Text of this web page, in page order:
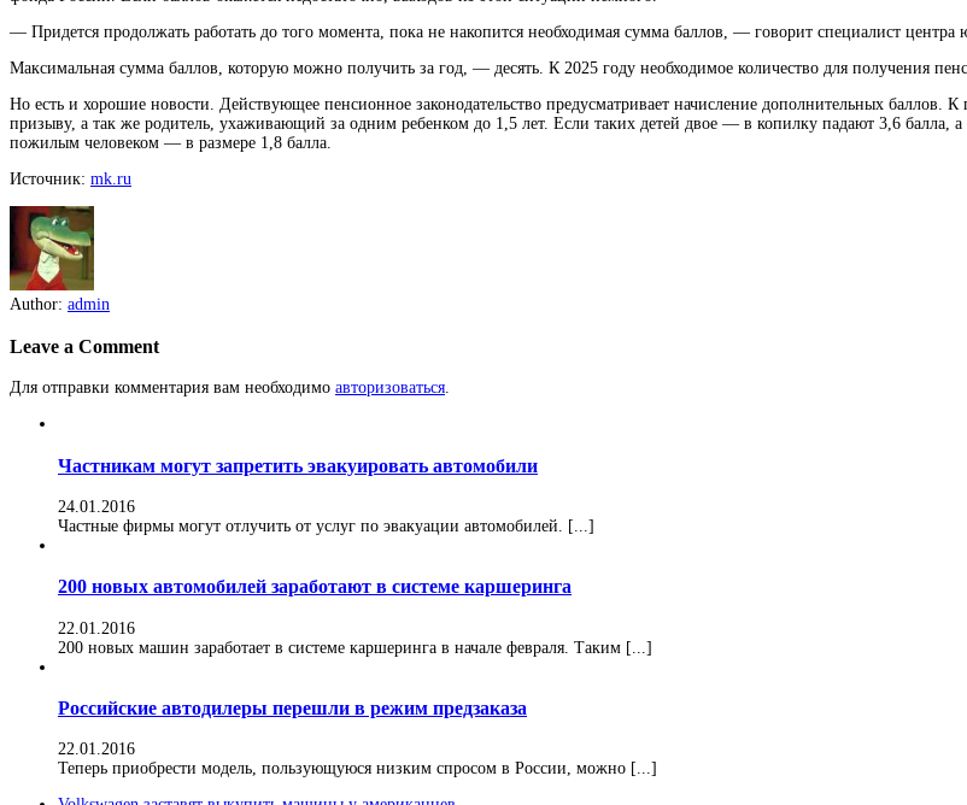
— Придется продолжать работать до того момента, пока не накопится необходимая сумма баллов, — говорит специалист центра
Максимальная сумма баллов, которую можно получить за год, — десять. К 2025 году необходимое количество для получения
Но есть и хорошие новости. Действующее пенсионное законодательство предусматривает начисление дополнительных
призыву, а так же родитель, ухаживающий за одним ребенком до 1,5 лет. Если таких детей двое — в копилку падают 3,6 балла,
пожилым человеком — в размере 1,8 балла.
Источник: mk.ru
Author: admin
Leave a Comment
Для отправки комментария вам необходимо авторизоваться.
Частникам могут запретить эвакуировать автомобили
24.01.2016
Частные фирмы могут отлучить от услуг по эвакуации автомобилей. [...]
200 новых автомобилей заработают в системе каршеринга
22.01.2016
200 новых машин заработает в системе каршеринга в начале февраля. Таким [...]
Российские автодилеры перешли в режим предзаказа
22.01.2016
Теперь приобрести модель, пользующуюся низким спросом в России, можно [...]